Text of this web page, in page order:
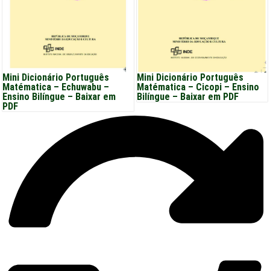
Mini Dicionário Português
Matématica – Echuwabu –
Ensino Bilíngue – Baixar em
PDF
Mini Dicionário Português
Matématica – Cicopi – Ensino
Bilíngue – Baixar em PDF